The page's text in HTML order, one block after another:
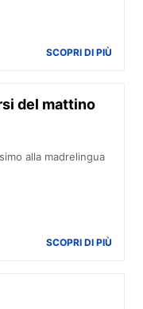
SCOPRI DI PIÙ
del mattino
alla madrelingua
SCOPRI DI PIÙ